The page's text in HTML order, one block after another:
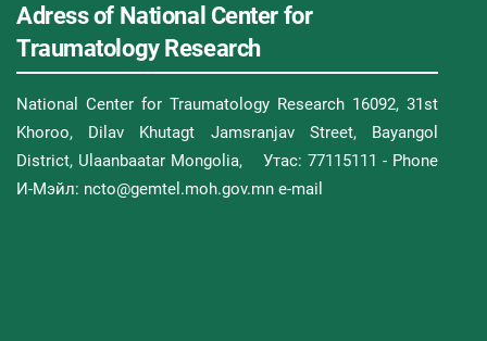
Adress of National Center for
Traumatology Research
National Center for Traumatology Research 16092, 31st
Khoroo, Dilav Khutagt Jamsranjav Street, Bayangol
District, Ulaanbaatar Mongolia, Утас: 77115111 - Phone
И-Мэйл: ncto@gemtel.moh.gov.mn e-mail